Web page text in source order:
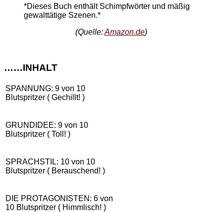
*Dieses Buch enthält Schimpfwörter und mäßig
gewalttätige Szenen.*
(Quelle:Amazon.de)
……INHALT
SPANNUNG: 9 von 10
Blutspritzer ( Gechillt! )
GRUNDIDEE: 9 von 10
Blutspritzer ( Toll! )
SPRACHSTIL: 10 von 10
Blutspritzer ( Berauschend! )
DIE PROTAGONISTEN: 6 von
10 Blutspritzer ( Himmlisch! )